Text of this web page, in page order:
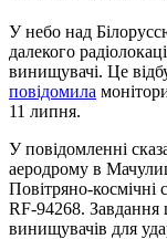
У небо над
далекого
винищувачі. Це
повідомила
11 липня.
У повідомленні
аеродрому в
Повітряно-
RF-94268. Завдання
винищувачів для